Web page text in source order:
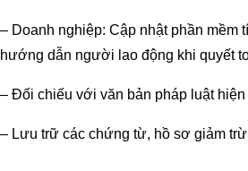
– Doanh nghiệp: Cập nhật phần mềm
hướng dẫn người lao động khi quyết
– Đối chiếu với văn bản pháp luật hiện
– Lưu trữ các chứng từ, hồ sơ giảm